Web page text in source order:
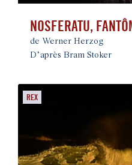
NOSFERATU,
de Werner Herzog
D’après Bram Stoker
REX